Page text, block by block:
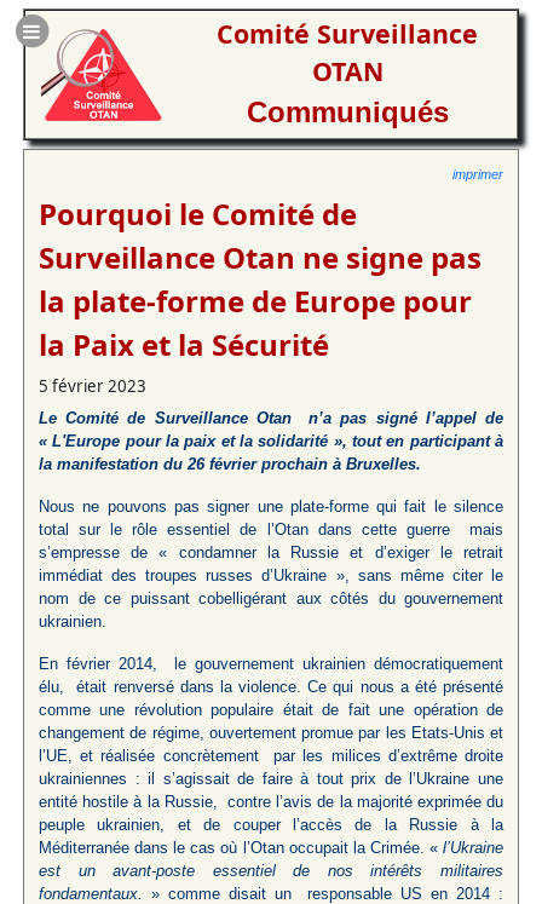
Comité Surveillance
OTAN
Communiqués
imprimer
Pourquoi le Comité de
Surveillance Otan ne signe pas
la plate-forme de Europe pour
la Paix et la Sécurité
5 février 2023
Le Comité de Surveillance Otan n’a pas signé l’appel de
« L'Europe pour la paix et la solidarité », tout en participant à
la manifestation du 26 février prochain à Bruxelles.
Nous ne pouvons pas signer une plate-forme qui fait le silence
total sur le rôle essentiel de l’Otan dans cette guerre mais
s’empresse de « condamner la Russie et d’exiger le retrait
immédiat des troupes russes d’Ukraine », sans même citer le
nom de ce puissant cobelligérant aux côtés du gouvernement
ukrainien.
En février 2014, le gouvernement ukrainien démocratiquement
élu, était renversé dans la violence. Ce qui nous a été présenté
comme une révolution populaire était de fait une opération de
changement de régime, ouvertement promue par les Etats-Unis et
l’UE, et réalisée concrètement par les milices d’extrême droite
ukrainiennes : il s’agissait de faire à tout prix de l’Ukraine une
entité hostile à la Russie, contre l’avis de la majorité exprimée du
peuple ukrainien, et de couper l’accès de la Russie à la
Méditerranée dans le cas où l’Otan occupait la Crimée. « l’Ukraine
est un avant-poste essentiel de nos intérêts militaires
fondamentaux. » comme disait un responsable US en 2014 :